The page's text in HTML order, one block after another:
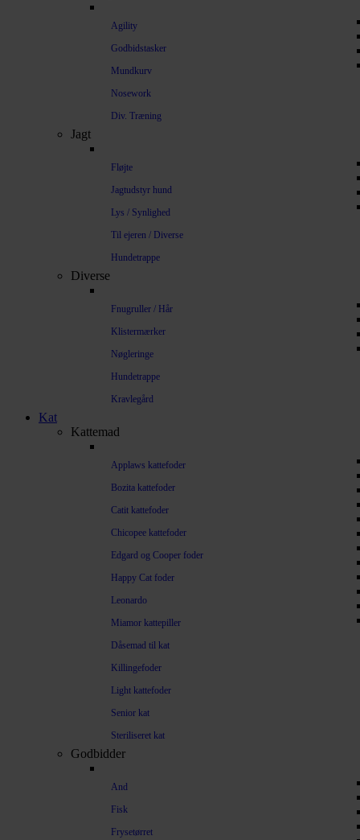
Agility
Godbidstasker
Mundkurv
Nosework
Div. Træning
Jagt
Fløjte
Jagtudstyr hund
Lys / Synlighed
Til ejeren / Diverse
Hundetrappe
Diverse
Fnugruller / Hår
Klistermærker
Nøgleringe
Hundetrappe
Kravlegård
Kat
Kattemad
Applaws kattefoder
Bozita kattefoder
Catit kattefoder
Chicopee kattefoder
Edgard og Cooper foder
Happy Cat foder
Leonardo
Miamor kattepiller
Dåsemad til kat
Killingefoder
Light kattefoder
Senior kat
Steriliseret kat
Godbidder
And
Fisk
Frysetørret